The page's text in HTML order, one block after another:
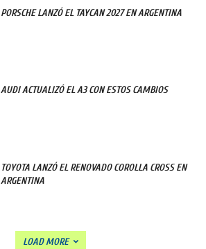
PORSCHE LANZÓ EL TAYCAN 2027 EN ARGENTINA
AUDI ACTUALIZÓ EL A3 CON ESTOS CAMBIOS
TOYOTA LANZÓ EL RENOVADO COROLLA CROSS EN
ARGENTINA
LOAD MORE